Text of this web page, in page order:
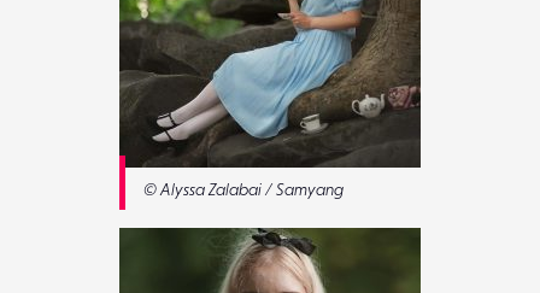
© Alyssa Zalabai / Samyang